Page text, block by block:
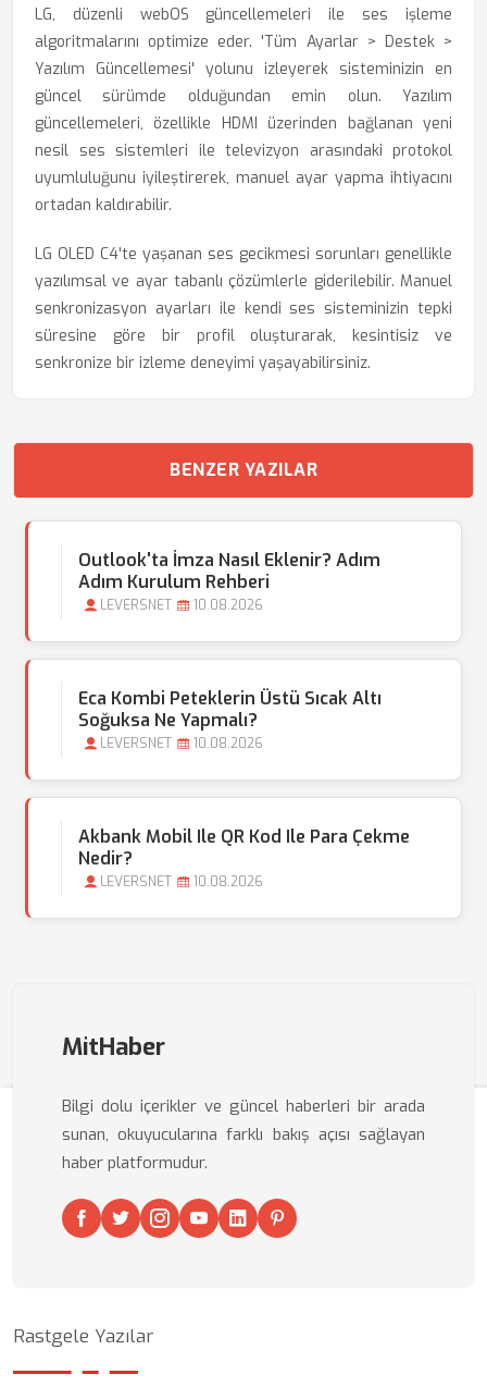
LG, düzenli webOS güncellemeleri ile ses işleme
algoritmalarını optimize eder. 'Tüm Ayarlar > Destek >
Yazılım Güncellemesi' yolunu izleyerek sisteminizin en
güncel sürümde olduğundan emin olun. Yazılım
güncellemeleri, özellikle HDMI üzerinden bağlanan yeni
nesil ses sistemleri ile televizyon arasındaki protokol
uyumluluğunu iyileştirerek, manuel ayar yapma ihtiyacını
ortadan kaldırabilir.
LG OLED C4'te yaşanan ses gecikmesi sorunları genellikle
yazılımsal ve ayar tabanlı çözümlerle giderilebilir. Manuel
senkronizasyon ayarları ile kendi ses sisteminizin tepki
süresine göre bir profil oluşturarak, kesintisiz ve
senkronize bir izleme deneyimi yaşayabilirsiniz.
BENZER YAZILAR
Outlook'ta İmza Nasıl Eklenir? Adım
Adım Kurulum Rehberi
LEVERSNET 10.08.2026
Eca Kombi Peteklerin Üstü Sıcak Altı
Soğuksa Ne Yapmalı?
LEVERSNET 10.08.2026
Akbank Mobil Ile QR Kod Ile Para Çekme
Nedir?
LEVERSNET 10.08.2026
MitHaber
Bilgi dolu içerikler ve güncel haberleri bir arada
sunan, okuyucularına farklı bakış açısı sağlayan
haber platformudur.
Rastgele Yazılar